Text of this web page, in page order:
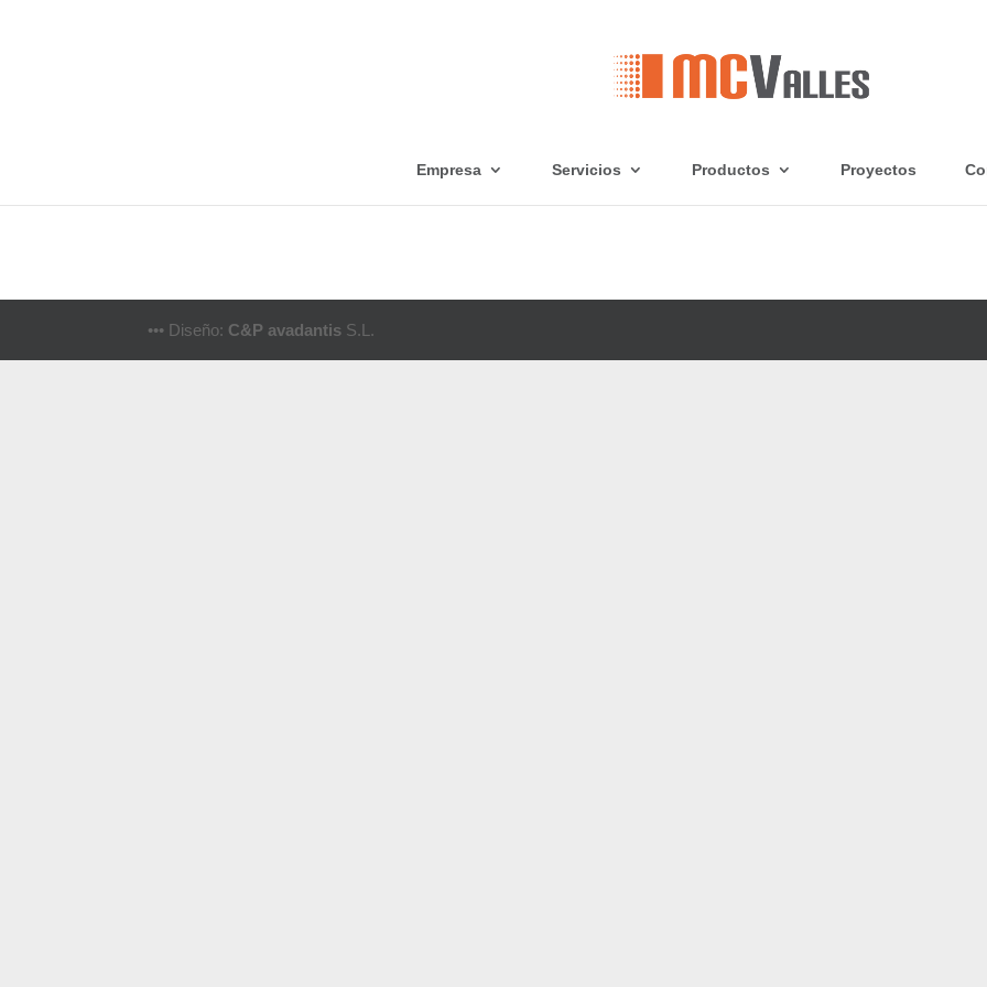
Empresa Servicios Productos Proyectos
••• Diseño: C&P avadantis S.L.